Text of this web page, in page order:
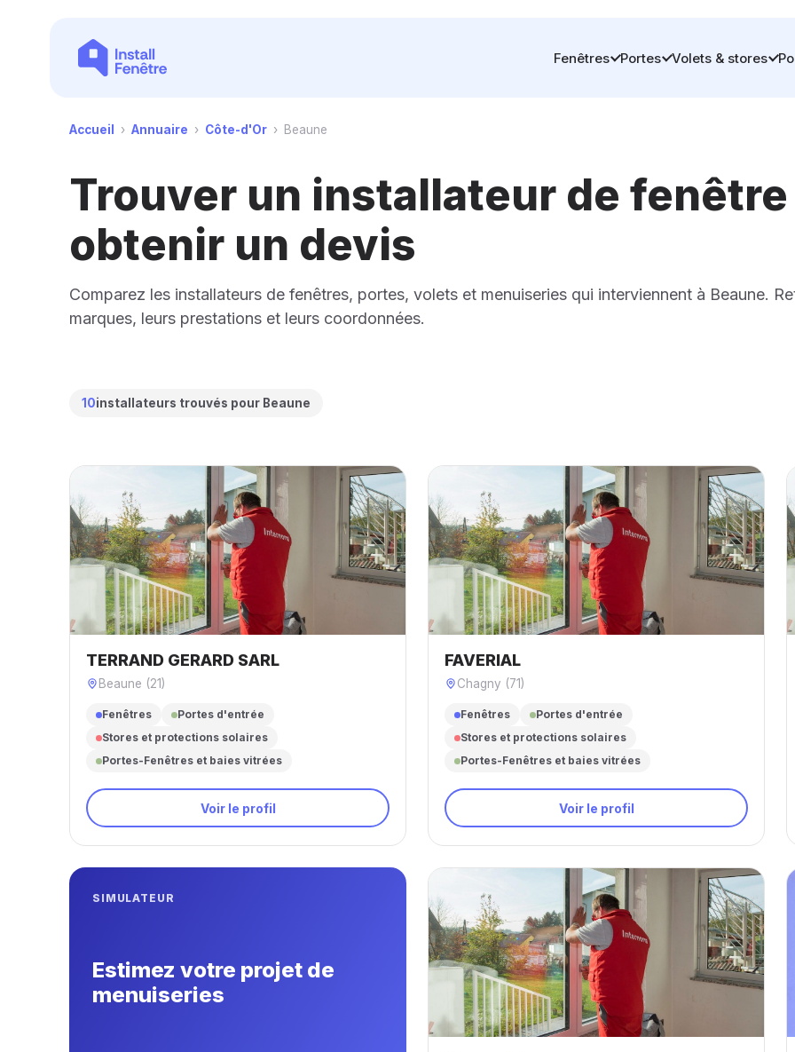
Fenêtres Portes Volets & stores
Accueil › Annuaire › Côte-d'Or › Beaune
Trouver un installateur de fenêtre
obtenir un devis
Comparez les installateurs de fenêtres, portes, volets et menuiseries qui interviennent à Beaune.
marques, leurs prestations et leurs coordonnées.
10installateurs trouvés pour Beaune
TERRAND GERARD SARL
Beaune (21)
Fenêtres
Portes d'entrée
Stores et protections solaires
Portes-Fenêtres et baies vitrées
Voir le profil
FAVERIAL
Chagny (71)
Fenêtres
Portes d'entrée
Stores et protections solaires
Portes-Fenêtres et baies vitrées
Voir le profil
SIMULATEUR
Estimez votre projet de
menuiseries